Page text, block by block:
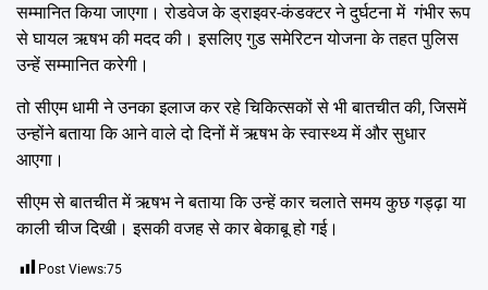
सम्मानित किया जाएगा। रोडवेज के ड्राइवर-कंडक्टर ने दुर्घटना में गंभीर रूप
से घायल ऋषभ की मदद की। इसलिए गुड समेरिटन योजना के तहत पुलिस
उन्हें सम्मानित करेगी।
तो सीएम धामी ने उनका इलाज कर रहे चिकित्सकों से भी बातचीत की, जिसमें
उन्होंने बताया कि आने वाले दो दिनों में ऋषभ के स्वास्थ्य में और सुधार
आएगा।
सीएम से बातचीत में ऋषभ ने बताया कि उन्हें कार चलाते समय कुछ गड्ढ़ा या
काली चीज दिखी। इसकी वजह से कार बेकाबू हो गई।
Post Views:75